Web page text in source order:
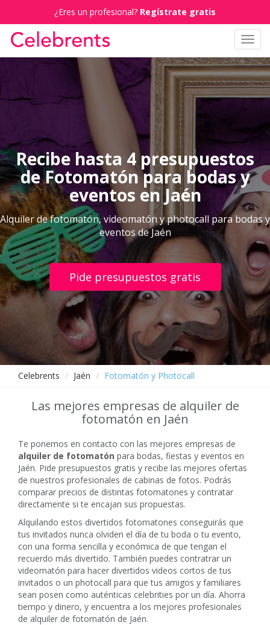
¿Eres un profesional? Regístrate gratis
Recibe hasta 4 presupuestos
de Fotomatón para bodas y
eventos en Jaén
Alquiler de fotomatón, videomatón y photocall para bodas y
eventos de Jaén
Pide presupuestos gratis
Celebrents Jaén Fotomatón y Photocall
Las mejores empresas de alquiler de
fotomatón en Jaén
Te ponemos en contacto con las mejores empresas de
alquiler de fotomatón para bodas, fiestas y eventos en
Jaén. Pide presupuestos gratis y recibe las mejores ofertas
de nuestros profesionales de cabinas de fotos. Podrás
comparar precios de distintas fotomatones y contratar
directamente si te encajan sus propuestas.
Alquilando estos divertidos fotomatones conseguirás que
tus invitados nunca olviden el día de tu boda o tu evento,
con una forma sencilla y económica de que tengan el
recuerdo más divertido. También puedes contratrar un
videomatón para hacer divertidos videos cortos de tus
invitados o un photocall para que tus amigos y familiares
sean posen como auténticas celebrities por un día. Ahorra
tiempo y dinero, y encuentra a los mejores profesionales
de alquiler de fotomatón de Jaén.